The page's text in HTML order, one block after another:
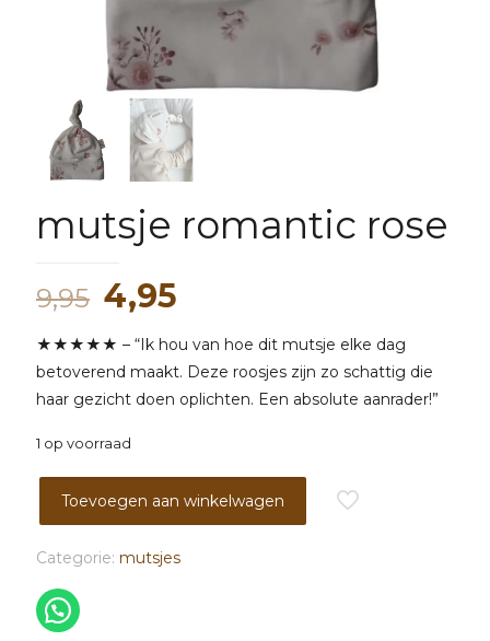
mutsje romantic rose
9,95 Oorspronkelijke
prijs
was:
9,95.
4,95
prijs
is:
4,95.
★★★★★ – “Ik hou van hoe dit mutsje elke dag
betoverend maakt. Deze roosjes zijn zo schattig die
haar gezicht doen oplichten. Een absolute aanrader!”
1 op voorraad
Toevoegen aan winkelwagen
Categorie: mutsjes